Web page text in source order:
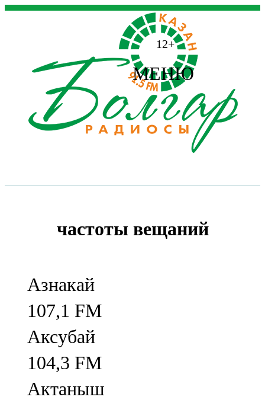
12+
МЕНЮ
частоты вещаний
Азнакай
107,1 FM
Аксубай
104,3 FM
Актаныш